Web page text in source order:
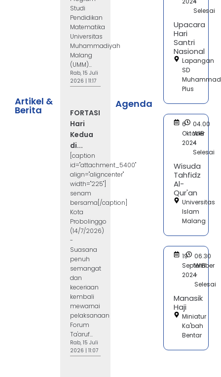
Artikel &
Berita
Studi
Pendidikan
Matematika
Universitas
Muhammadiyah
Malang
(UMM)...
Rab, 15 Juli
2026 | 11:17
FORTASI
Hari
Kedua
di...
[caption
id="attachment_5400"
align="aligncenter"
width="225"]
senam
bersama[/caption]
Kota
Probolinggo
(14/7/2026)
-
Suasana
penuh
semangat
dan
keceriaan
kembali
mewarnai
pelaksanaan
Forum
Ta'aruf...
Rab, 15 Juli
2026 | 11:07
Agenda
Selesai
Upacara
Hari
Santri
Nasional
Lapangan
SD
Plus
6
Oktober
2024
04.00
WIB
-
Selesai
Wisuda
Tahfidz
Al-
Qur'an
Universitas
Islam
Malang
19
September
2024
06.30
WIB
-
Selesai
Manasik
Haji
Miniatur
Ka'bah
Bentar